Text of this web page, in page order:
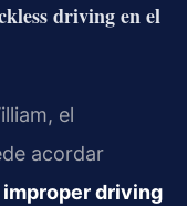
driving en el
el
acordar
improper driving